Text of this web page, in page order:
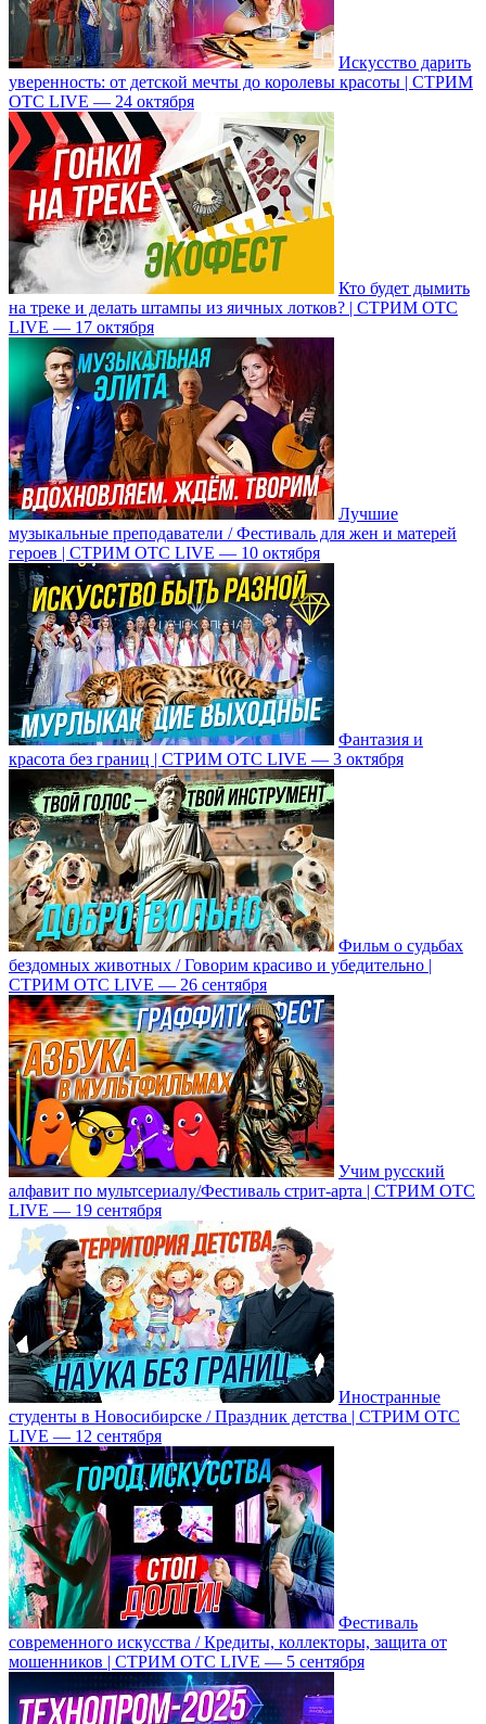
Искусство дарить
уверенность: от детской мечты до королевы красоты | СТРИМ
ОТС LIVE — 24 октября
Кто будет дымить
на треке и делать штампы из яичных лотков? | СТРИМ ОТС
LIVE — 17 октября
Лучшие
музыкальные преподаватели / Фестиваль для жен и матерей
героев | СТРИМ ОТС LIVE — 10 октября
Фантазия и
красота без границ | СТРИМ ОТС LIVE — 3 октября
Фильм о судьбах
бездомных животных / Говорим красиво и убедительно |
СТРИМ ОТС LIVE — 26 сентября
Учим русский
алфавит по мультсериалу/Фестиваль стрит-арта | СТРИМ ОТС
LIVE — 19 сентября
Иностранные
студенты в Новосибирске / Праздник детства | СТРИМ ОТС
LIVE — 12 сентября
Фестиваль
современного искусства / Кредиты, коллекторы, защита от
мошенников | СТРИМ ОТС LIVE — 5 сентября